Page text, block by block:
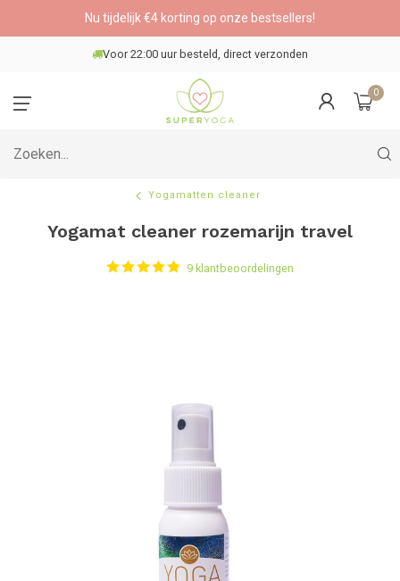
Nu tijdelijk €4 korting op onze bestsellers!
Veilig betalen
0
Yogamatten cleaner
Yogamat cleaner rozemarijn travel
9 klantbeoordelingen